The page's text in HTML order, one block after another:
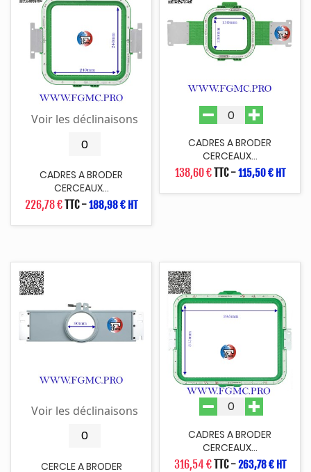
Voir les déclinaisons
CADRES A BRODER
CERCEAUX...
226,78 €TTC-188,98 € HT
CADRES A BRODER
CERCEAUX...
138,60 €TTC-115,50 € HT
Voir les déclinaisons
CERCLE A BRODER
CADRES A BRODER
CERCEAUX...
316,54 €TTC-263,78 € HT